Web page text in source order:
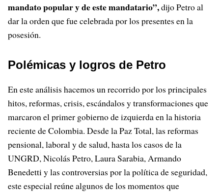
mandato popular y de este mandatario”,dijo Petro al
dar la orden que fue celebrada por los presentes en la
posesión.
Polémicas y logros de Petro
En este análisis hacemos un recorrido por los principales
hitos, reformas, crisis, escándalos y transformaciones que
marcaron el primer gobierno de izquierda en la historia
reciente de Colombia. Desde la Paz Total, las reformas
pensional, laboral y de salud, hasta los casos de la
UNGRD, Nicolás Petro, Laura Sarabia, Armando
Benedetti y las controversias por la política de seguridad,
este especial reúne algunos de los momentos que